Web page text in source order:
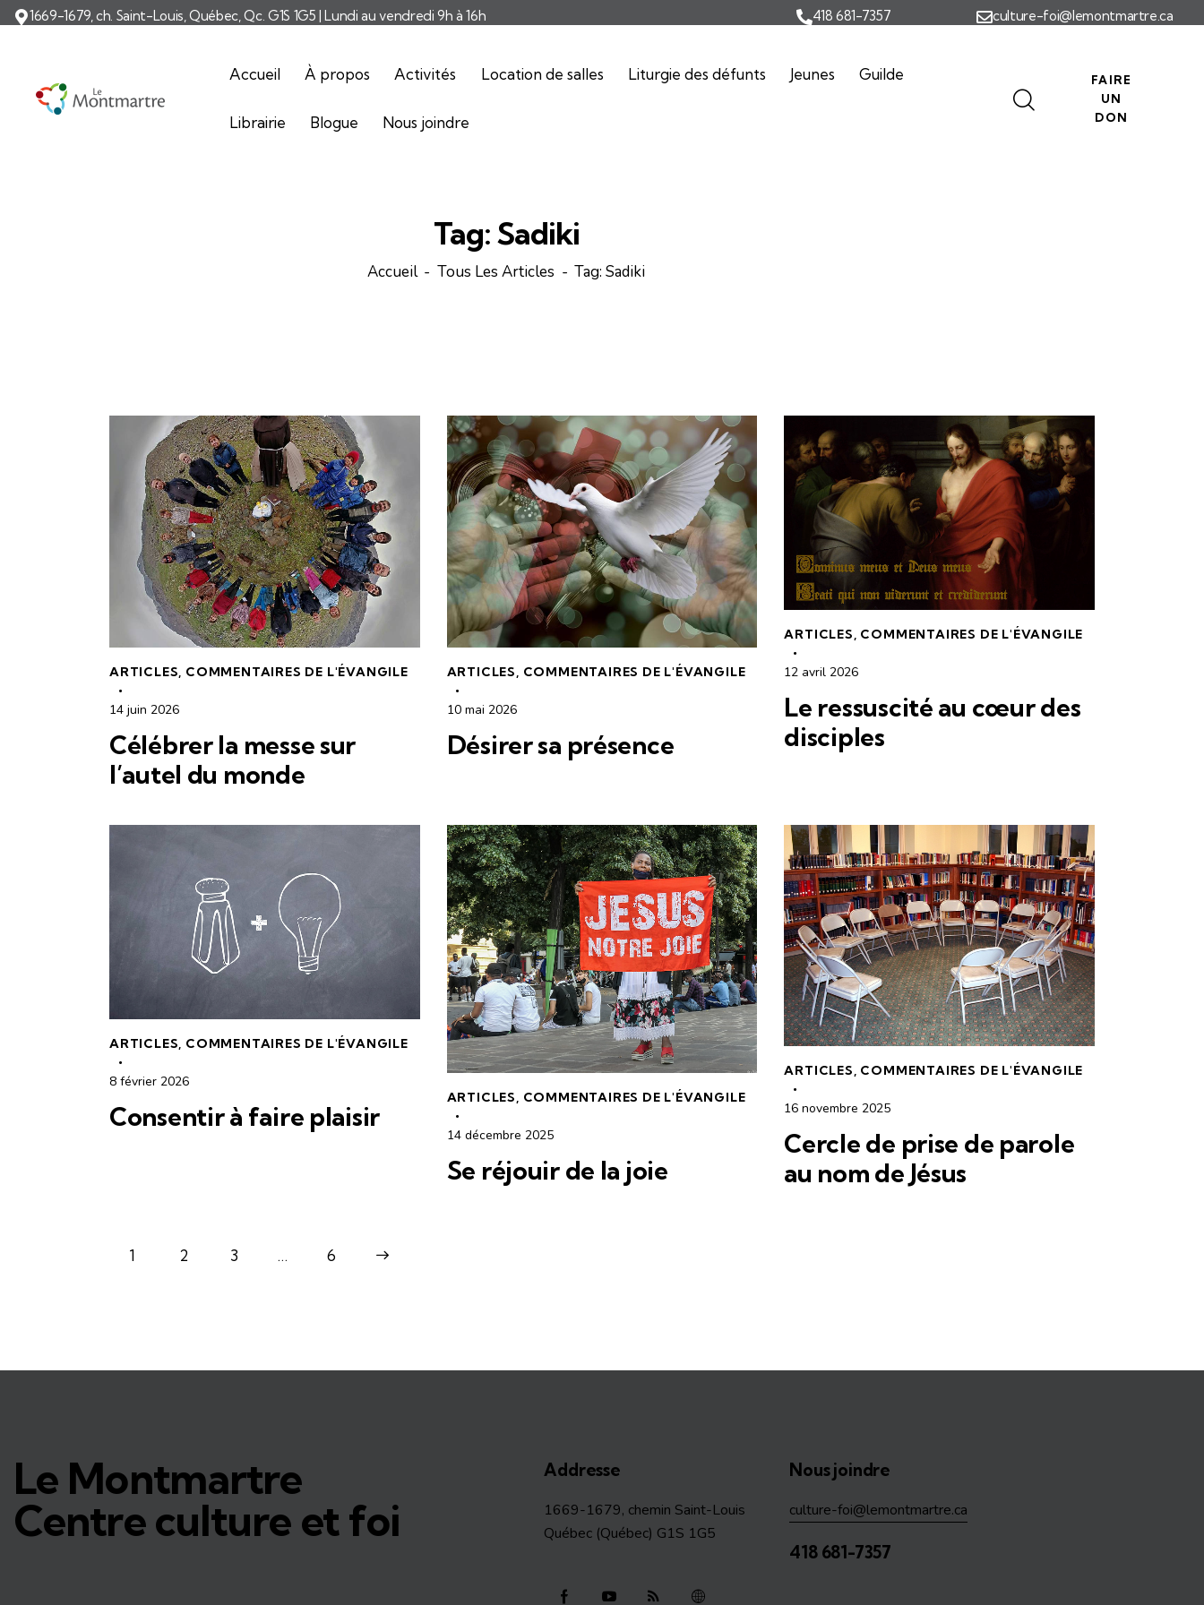
1669-1679, ch. Saint-Louis, Québec, Qc. G1S 1G5 | Lundi au vendredi 9h à 16h 418 681-7357 culture-foi@lemontmartre.ca
Accueil À propos Activités Location de salles Liturgie des défunts Jeunes Guilde
Librairie Blogue Nous joindre
FAIRE
UN
DON
Tag: Sadiki
Accueil Tous Les Articles Tag: Sadiki
ARTICLES, COMMENTAIRES DE L'ÉVANGILE
14 juin 2026
Célébrer la messe sur
l’autel du monde
ARTICLES, COMMENTAIRES DE L'ÉVANGILE
10 mai 2026
Désirer sa présence
ARTICLES, COMMENTAIRES DE L'ÉVANGILE
12 avril 2026
Le ressuscité au cœur des
disciples
ARTICLES, COMMENTAIRES DE L'ÉVANGILE
8 février 2026
Consentir à faire plaisir
ARTICLES, COMMENTAIRES DE L'ÉVANGILE
14 décembre 2025
Se réjouir de la joie
ARTICLES, COMMENTAIRES DE L'ÉVANGILE
16 novembre 2025
Cercle de prise de parole
au nom de Jésus
1 2 3 … 6
Le Montmartre
Centre culture et foi
Addresse
1669-1679, chemin Saint-Louis
Québec (Québec) G1S 1G5
Nous joindre
culture-foi@lemontmartre.ca
418 681-7357